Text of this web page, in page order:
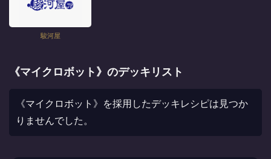
駿河屋
《マイクロボット》のデッキリスト
《マイクロボット》を採用したデッキレシピは見つか
りませんでした。